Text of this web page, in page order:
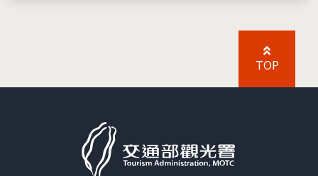
TOP